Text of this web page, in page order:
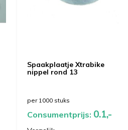
Spaakplaatje Xtrabike
nippel rond 13
per 1000 stuks
Consumentprijs: 0.1,-